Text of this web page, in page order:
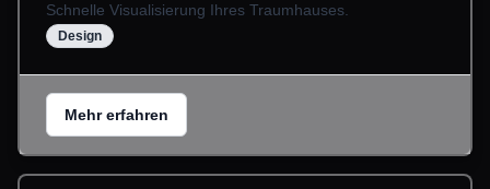
Schnelle Visualisierung Ihres Traumhauses.
Design
Mehr erfahren